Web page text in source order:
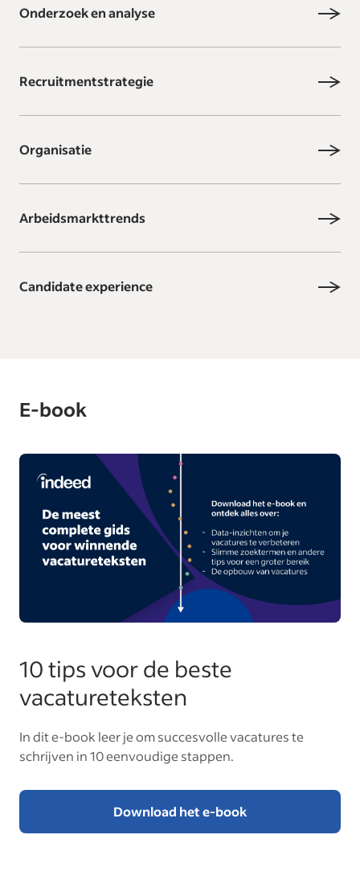
Onderzoek en analyse
Recruitmentstrategie
Organisatie
Arbeidsmarkttrends
Candidate experience
E-book
10 tips voor de beste
vacatureteksten
In dit e-book leer je om succesvolle vacatures te
schrijven in 10 eenvoudige stappen.
Download het e-book